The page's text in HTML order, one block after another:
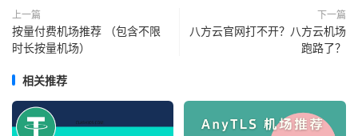
上一篇
按量付费机场推荐 （包含不限
时长按量机场）
下一篇
八方云官网打不开？八方云机场
跑路了？
相关推荐